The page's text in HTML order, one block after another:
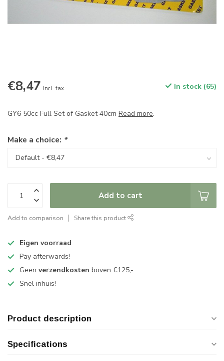
€8,47 Incl. tax In stock (65)
GY6 50cc Full Set of Gasket 40cm Read more.
Make a choice: *
Add to cart
Add to comparison Share this product
Eigen voorraad
Pay afterwards!
Geen verzendkosten boven €125,-
Snel inhuis!
Product description
Specifications